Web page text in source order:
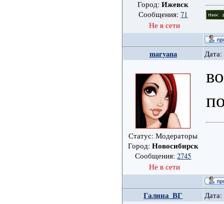
Город:Ижевск
Сообщения:71
Не в сети
maryana Дата:
Статус: Модераторы
Город: Новосибирск
Сообщения:2745
Не в сети
Галина_ВГ